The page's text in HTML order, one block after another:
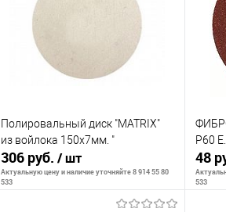
К сравнению
В избранное
В наличии
К
В
Полировальный диск "MATRIX"
из войлока 150х7мм. "
306 руб. / шт
Актуальную цену и наличие уточняйте 8 914 55 80
533
P60
48
533